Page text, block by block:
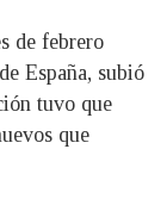
de febrero
España, subió
tuvo que
que